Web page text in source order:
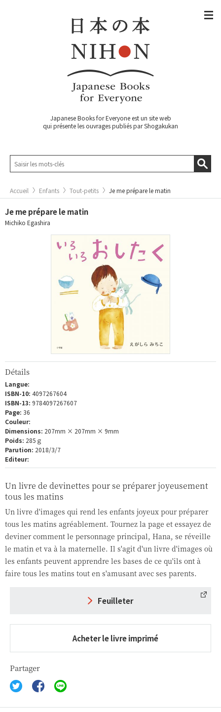
Japanese Books for Everyone est un site web
qui présente les ouvrages publiés par Shogakukan
Accueil Enfants Tout-petits Je me prépare le matin
Je me prépare le matin
Michiko Egashira
Détails
Langue:
ISBN-10: 4097267604
ISBN-13: 9784097267607
Page: 36
Couleur:
Dimensions: 207mm × 207mm × 9mm
Poids: 285ｇ
Parution: 2018/3/7
Editeur:
Un livre de devinettes pour se préparer joyeusement
tous les matins
Un livre d'images qui rend les enfants joyeux pour préparer
tous les matins agréablement. Tournez la page et essayez de
deviner comment le personnage principal, Hana, se réveille
le matin et va à la maternelle. Il s'agit d'un livre d'images où
les enfants peuvent apprendre les bases de ce qu'ils ont à
faire tous les matins tout en s'amusant avec ses parents.
Feuilleter
Acheter le livre imprimé
Partager